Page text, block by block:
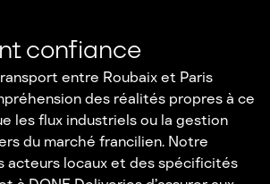
confiance
entre Roubaix et Paris
des réalités propres à ce
les flux industriels ou la gestion
du marché francilien. Notre
acteurs locaux et des spécificités